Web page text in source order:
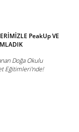
PeakUp VE
Doğa Okulu
Eğitimleri'nde!